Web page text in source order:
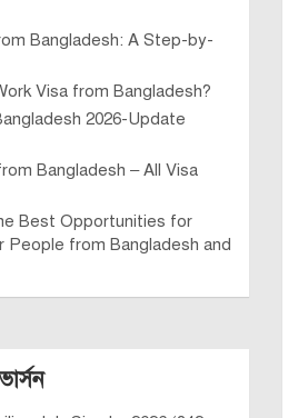
Bangladesh: A Step-by-
Visa from Bangladesh?
2026-Update
Bangladesh – All Visa
Best Opportunities for
People from Bangladesh and